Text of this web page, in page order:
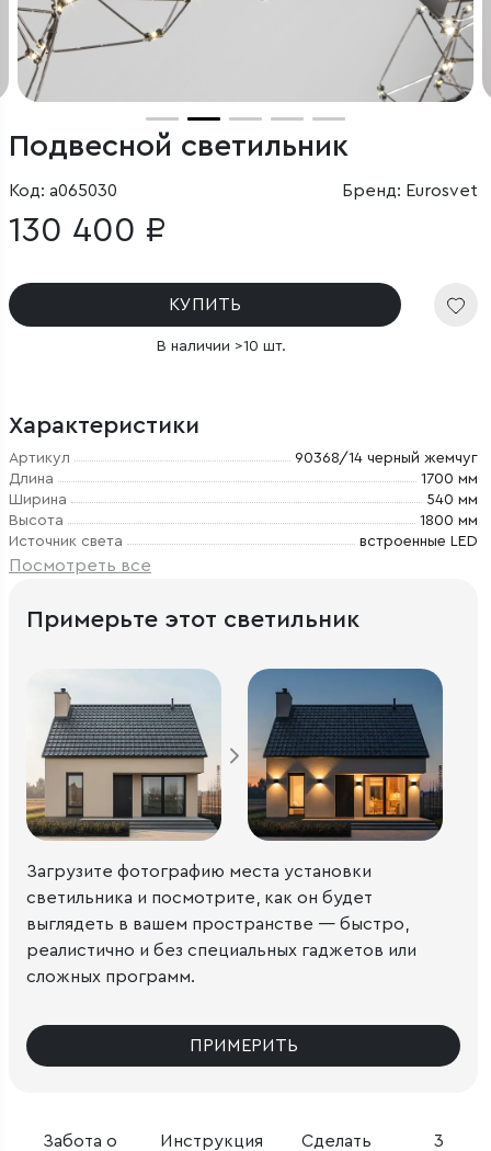
Подвесной светильник
Код: a065030 Бренд: Eurosvet
130 400 ₽
КУПИТЬ
В наличии >10 шт.
Характеристики
Артикул
90368/14 черный жемчуг
Длина
1700 мм
Ширина
540 мм
Высота
1800 мм
Источник света
встроенные LED
Посмотреть все
Забота о
Инструкция
Сделать
3
Примерьте этот светильник
Загрузите фотографию места установки
светильника и посмотрите, как он будет
выглядеть в вашем пространстве — быстро,
реалистично и без специальных гаджетов или
сложных программ.
ПРИМЕРИТЬ